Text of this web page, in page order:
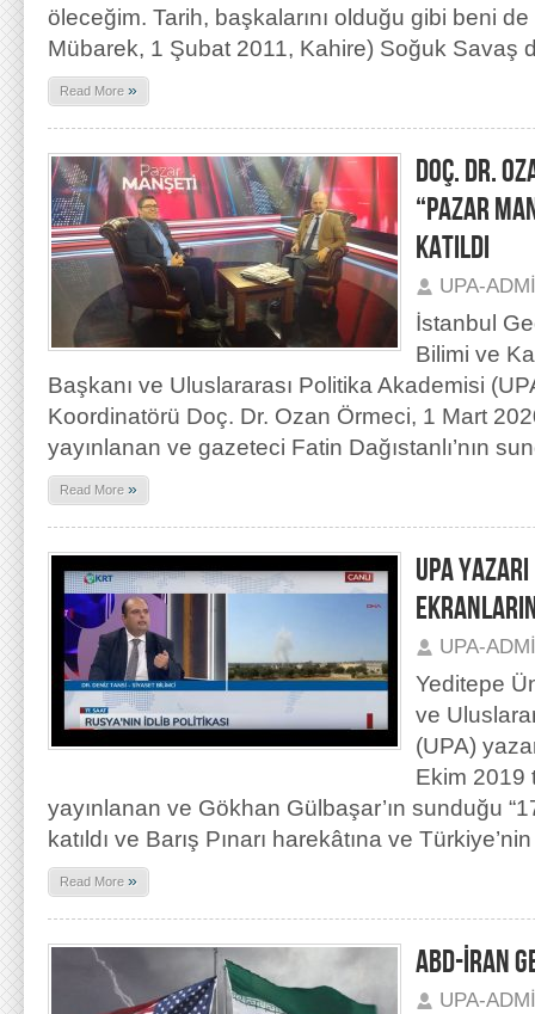
öleceğim. Tarih, başkalarını olduğu gibi beni de
Mübarek, 1 Şubat 2011, Kahire) Soğuk Savaş
Read More »
DOÇ. DR.
“PAZAR
KATILDI
UPA-
İstanbul
Bilimi ve
Başkanı ve Uluslararası Politika Akademisi
Koordinatörü Doç. Dr. Ozan Örmeci, 1 Mart
yayınlanan ve gazeteci Fatin Dağıstanlı’nın
Read More »
UPA
UPA-
Yeditepe
ve
(UPA)
Ekim 2019
yayınlanan ve Gökhan Gülbaşar’ın sunduğu
katıldı ve Barış Pınarı harekâtına ve
Read More »
ABD-İRAN
UPA-